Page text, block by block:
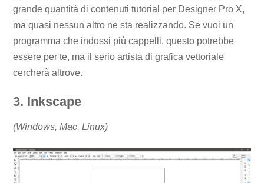
grande quantità di contenuti tutorial per Designer Pro X,
ma quasi nessun altro ne sta realizzando. Se vuoi un
programma che indossi più cappelli, questo potrebbe
essere per te, ma il serio artista di grafica vettoriale
cercherà altrove.
3. Inkscape
(Windows, Mac, Linux)